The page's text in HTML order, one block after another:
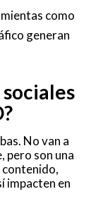
como
generan
sociales
No van a
pero son una
impacten en